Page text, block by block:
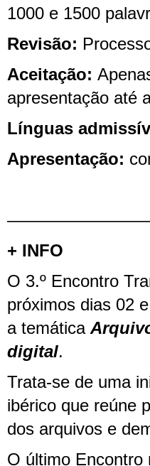
1000 e 1500
Revisão:
Aceitação:
apresentação até
Línguas
Apresentação:
+ INFO
O 3.º Encontro
próximos dias 02
a temática
digital.
Trata-se de uma
ibérico que reúne
dos arquivos e
O último Encontro